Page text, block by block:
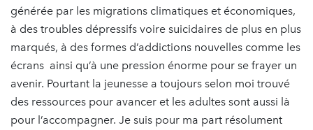
générée par les migrations climatiques et économiques,
à des troubles dépressifs voire suicidaires de plus en plus
marqués, à des formes d’addictions nouvelles comme les
écrans ainsi qu’à une pression énorme pour se frayer un
avenir. Pourtant la jeunesse a toujours selon moi trouvé
des ressources pour avancer et les adultes sont aussi là
pour l’accompagner. Je suis pour ma part résolument